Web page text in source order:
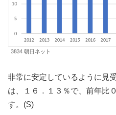
3834 朝日ネット
非常に安定しているように見
は、１６．１３％で、前年比
す。(S)